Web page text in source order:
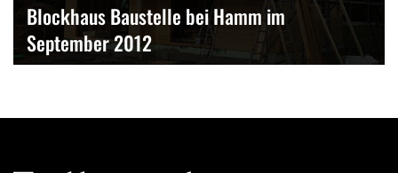
Blockhaus Baustelle bei Hamm im
September 2012